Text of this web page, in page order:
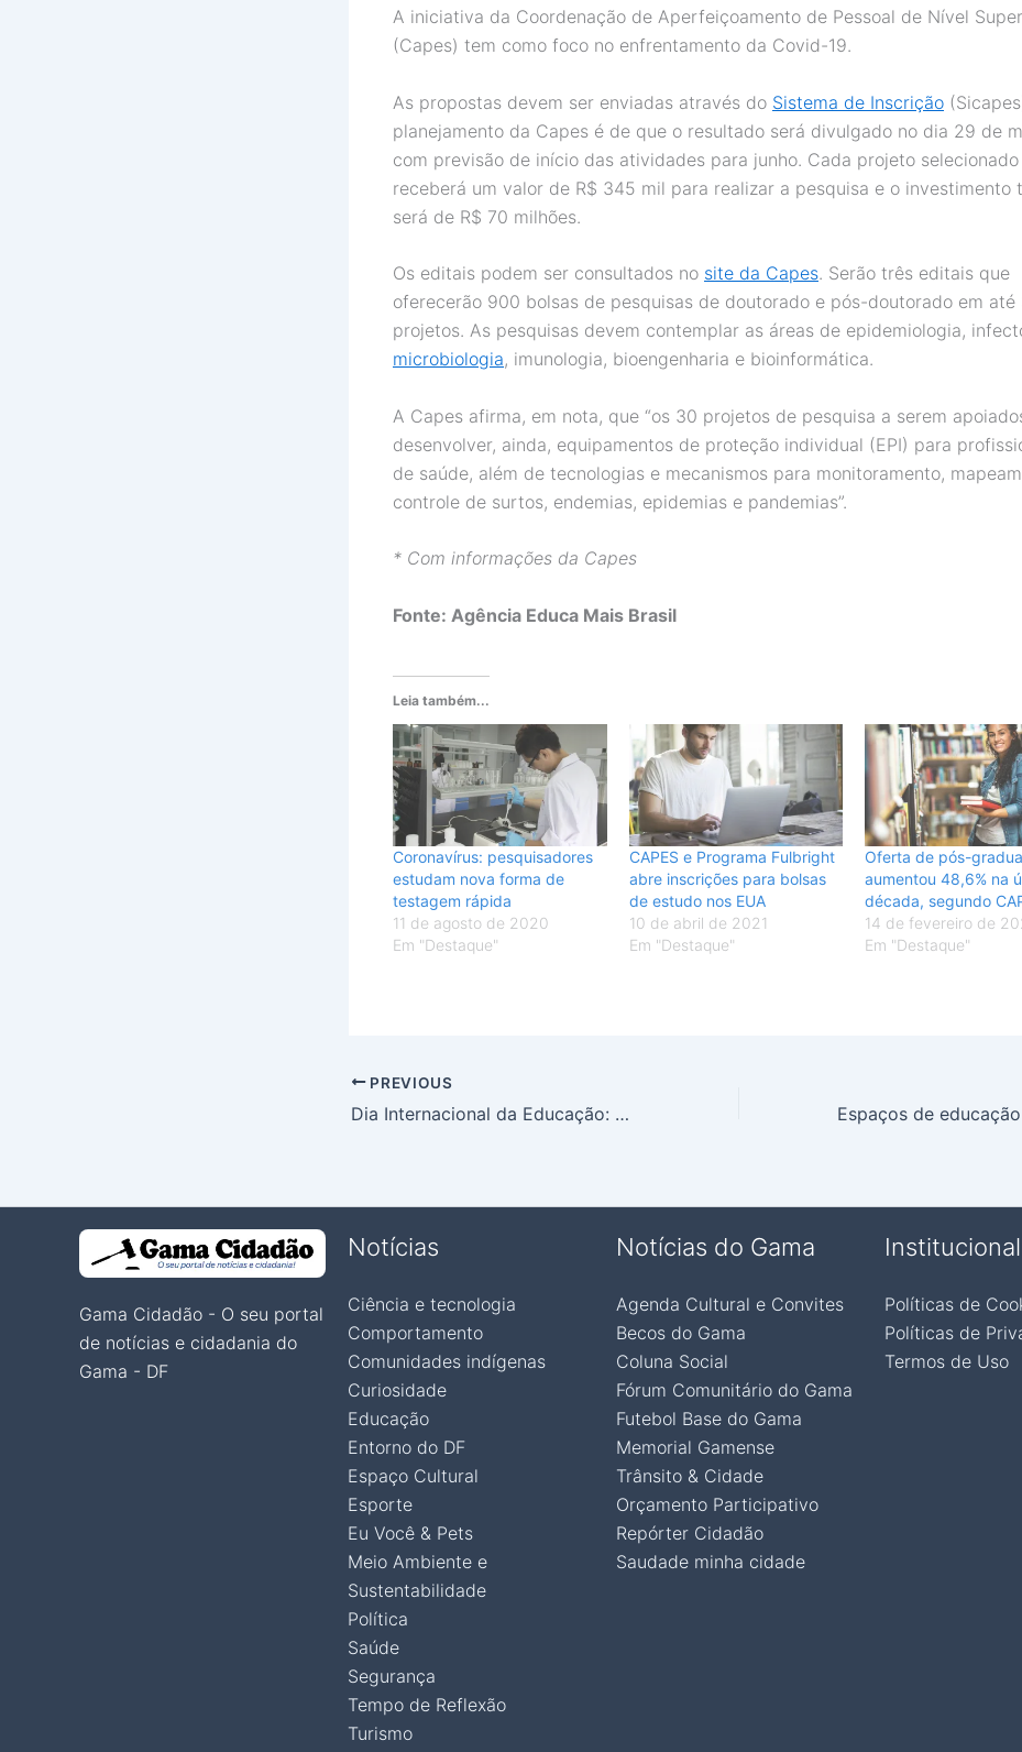
A iniciativa da Coordenação de Aperfeiçoamento de Pessoal de Nível
(Capes) tem como foco no enfrentamento da Covid-19.
As propostas devem ser enviadas através do Sistema de Inscrição
planejamento da Capes é de que o resultado será divulgado no dia 29 de
com previsão de início das atividades para junho. Cada projeto selecionado
receberá um valor de R$ 345 mil para realizar a pesquisa e o investimento
será de R$ 70 milhões.
Os editais podem ser consultados no site da Capes. Serão três editais que
oferecerão 900 bolsas de pesquisas de doutorado e pós-doutorado em até
projetos. As pesquisas devem contemplar as áreas de epidemiologia,
microbiologia, imunologia, bioengenharia e bioinformática.
A Capes afirma, em nota, que “os 30 projetos de pesquisa a serem
desenvolver, ainda, equipamentos de proteção individual (EPI) para
de saúde, além de tecnologias e mecanismos para monitoramento,
controle de surtos, endemias, epidemias e pandemias”.
* Com informações da Capes
Fonte: Agência Educa Mais Brasil
Leia também...
Coronavírus: pesquisadores
estudam nova forma de
testagem rápida
11 de agosto de 2020
Em "Destaque"
CAPES e Programa Fulbright
abre inscrições para bolsas
de estudo nos EUA
10 de abril de 2021
Em "Destaque"
Oferta de pós-
aumentou 48,6% na
década, segundo
14 de fevereiro de
Em "Destaque"
PREVIOUS
Dia Internacional da Educação: mesmo com cenário atípico, data celebra a importância do ensino
Gama Cidadão - O seu portal
de notícias e cidadania do
Gama - DF
Notícias
Ciência e tecnologia
Comportamento
Comunidades indígenas
Curiosidade
Educação
Entorno do DF
Espaço Cultural
Esporte
Eu Você & Pets
Meio Ambiente e
Sustentabilidade
Política
Saúde
Segurança
Tempo de Reflexão
Turismo
Notícias do Gama
Agenda Cultural e Convites
Becos do Gama
Coluna Social
Fórum Comunitário do Gama
Futebol Base do Gama
Memorial Gamense
Trânsito & Cidade
Orçamento Participativo
Repórter Cidadão
Saudade minha cidade
Institucional
Políticas de
Políticas de
Termos de Uso